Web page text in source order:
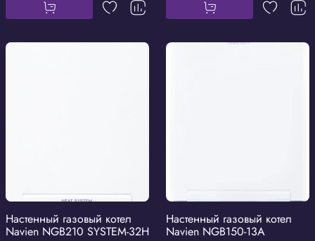
Настенный газовый котел
Navien NGB210 SYSTEM-32H
Настенный газовый котел
Navien NGB150-13A